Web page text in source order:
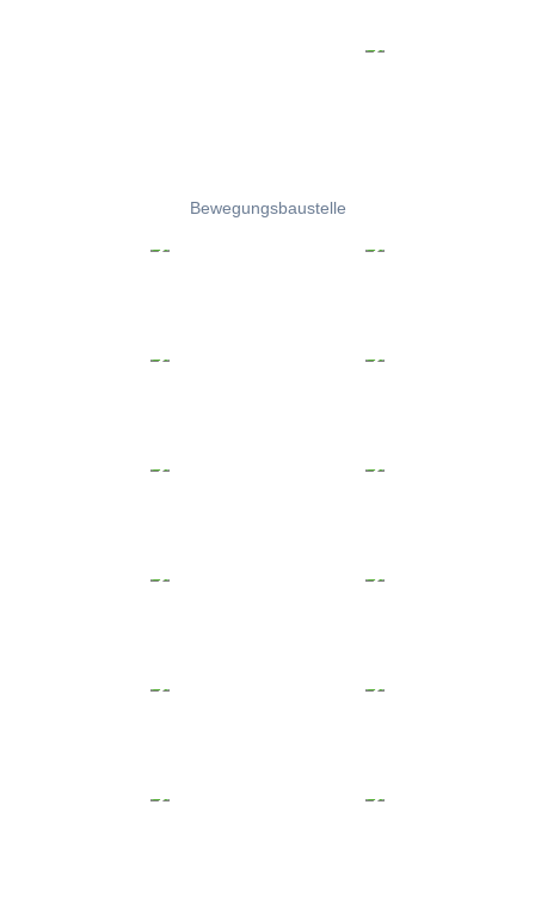
Bewegungsbaustelle